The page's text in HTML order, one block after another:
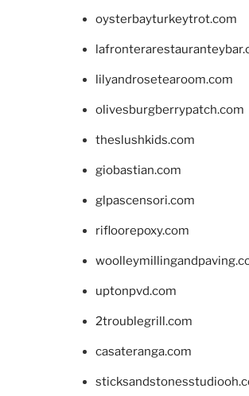
oysterbayturkeytrot.com
lilyandrosetearoom.com
olivesburgberrypatch.com
theslushkids.com
giobastian.com
glpascensori.com
rifloorepoxy.com
uptonpvd.com
2troublegrill.com
casateranga.com